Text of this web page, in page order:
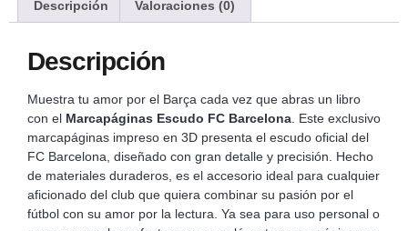
Descripción Valoraciones (0)
Descripción
Muestra tu amor por el Barça cada vez que abras un libro
con el Marcapáginas Escudo FC Barcelona . Este exclusivo
marcapáginas impreso en 3D presenta el escudo oficial del
FC Barcelona, diseñado con gran detalle y precisión. Hecho
de materiales duraderos, es el accesorio ideal para cualquier
aficionado del club que quiera combinar su pasión por el
fútbol con su amor por la lectura. Ya sea para uso personal o